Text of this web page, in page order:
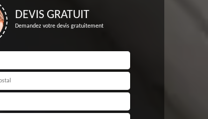
DEVIS GRATUIT
Demandez votre devis gratuitement